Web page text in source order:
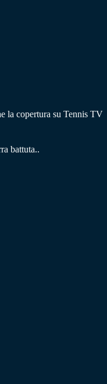
la copertura su Tennis TV
battuta..